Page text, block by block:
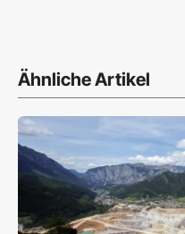
Ähnliche Artikel